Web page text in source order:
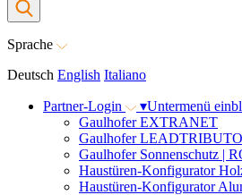
Sprache
Deutsch English Italiano
Partner-Login ▾Untermenü
Gaulhofer EXTRANET
Gaulhofer
Gaulhofer Sonnenschutz |
Haustüren-Konfigurator
Haustüren-Konfigurator